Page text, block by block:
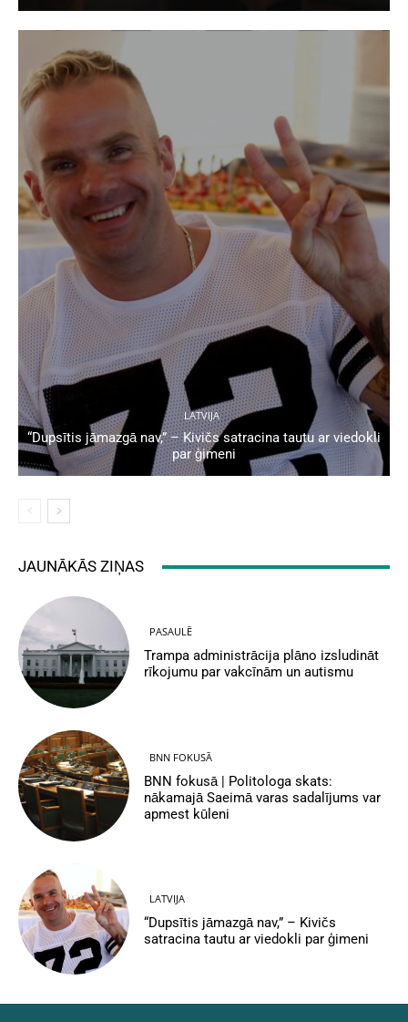
LATVIJA
“Dupsītis jāmazgā nav,” – Kivičs satracina tautu ar viedokli
par ģimeni
JAUNĀKĀS ZIŅAS
PASAULĒ
Trampa administrācija plāno izsludināt
rīkojumu par vakcīnām un autismu
BNN FOKUSĀ
BNN fokusā | Politologa skats:
nākamajā Saeimā varas sadalījums var
apmest kūleni
LATVIJA
“Dupsītis jāmazgā nav,” – Kivičs
satracina tautu ar viedokli par ģimeni